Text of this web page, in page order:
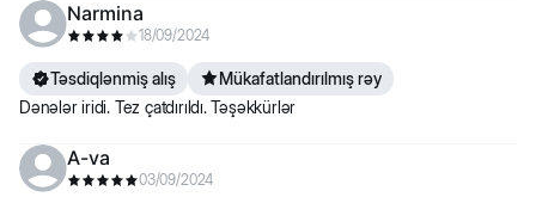
Narmina
18/09/2024
Təsdiqlənmiş alış
Mükafatlandırılmış rəy
Dənələr iridi. Tez çatdırıldı. Təşəkkürlər
A-va
03/09/2024